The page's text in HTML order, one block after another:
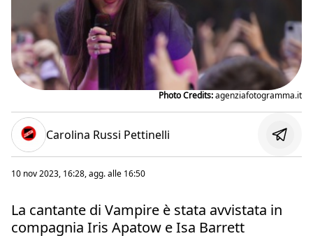
Photo Credits:agenziafotogramma.it
Carolina Russi Pettinelli
10 nov 2023, 16:28, agg. alle 16:50
La cantante di Vampire è stata avvistata in
compagnia Iris Apatow e Isa Barrett